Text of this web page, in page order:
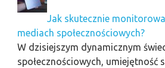
Jak skutecznie
mediach społecznościowych?
W dzisiejszym dynamicznym
społecznościowych, umiejętność